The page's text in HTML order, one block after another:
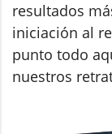
resultados
iniciación al
punto todo
nuestros